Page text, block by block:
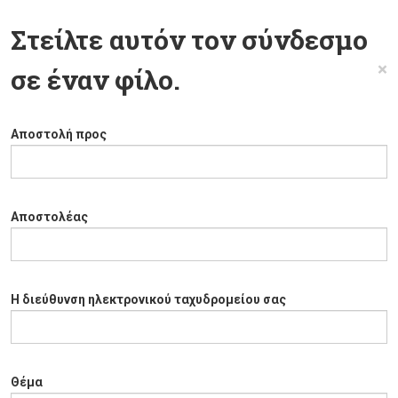
Στείλτε αυτόν τον σύνδεσμο
σε έναν φίλο.
×
Αποστολή προς
Αποστολέας
Η διεύθυνση ηλεκτρονικού ταχυδρομείου σας
Θέμα